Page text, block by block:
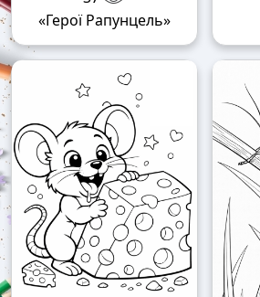
«Герої Рапунцель»